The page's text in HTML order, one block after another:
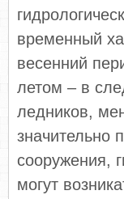
временный
весенний
летом – в
ледников,
значительно
сооружения,
могут